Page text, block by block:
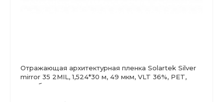
Отражающая архитектурная пленка Solartek Silver
mirror 35 2MIL, 1,524*30 м, 49 мкм, VLT 36%, PET,
серебро